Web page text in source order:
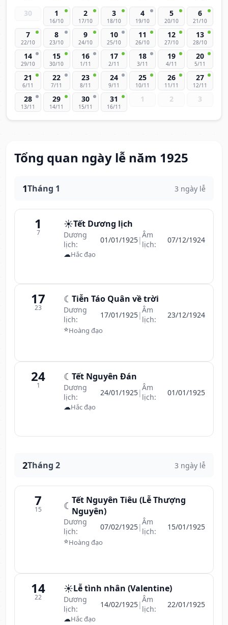
30 1
16/10
2
17/10
3
18/10
4
19/10
5
20/10
6
21/10
7
22/10
8
23/10
9
24/10
10
25/10
11
26/10
12
27/10
13
28/10
14
29/10
15
30/10
16
1/11
17
2/11
18
3/11
19
4/11
20
5/11
21
6/11
22
7/11
23
8/11
24
9/11
25
10/11
26
11/11
27
12/11
28
13/11
29
14/11
30
15/11
31
16/11
1 2 3
Tổng quan ngày lễ năm 1925
1Tháng 1 3 ngày lễ
1
7
☀️Tết Dương lịch
Dương
lịch:
01/01/1925|Âm
lịch:
07/12/1924
☁Hắc đạo
17
23
☾ Tiễn Táo Quân về trời
Dương
lịch:
17/01/1925|Âm
lịch:
23/12/1924
⭐Hoàng đạo
24
1
☾ Tết Nguyên Đán
Dương
lịch:
24/01/1925|Âm
lịch:
01/01/1925
☁Hắc đạo
2Tháng 2 3 ngày lễ
7
15 ☾ Tết Nguyên Tiêu (Lễ Thượng
Nguyên)
Dương
lịch:
07/02/1925|Âm
lịch:
15/01/1925
⭐Hoàng đạo
14
22
☀️Lễ tình nhân (Valentine)
Dương
lịch:
14/02/1925|Âm
lịch:
22/01/1925
☁Hắc đạo